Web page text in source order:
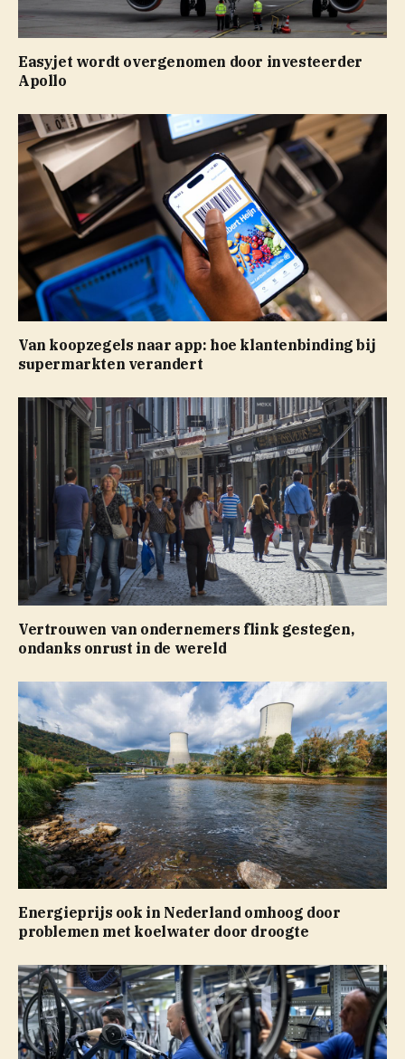
Easyjet wordt overgenomen door investeerder
Apollo
Van koopzegels naar app: hoe klantenbinding bij
supermarkten verandert
Vertrouwen van ondernemers flink gestegen,
ondanks onrust in de wereld
Energieprijs ook in Nederland omhoog door
problemen met koelwater door droogte